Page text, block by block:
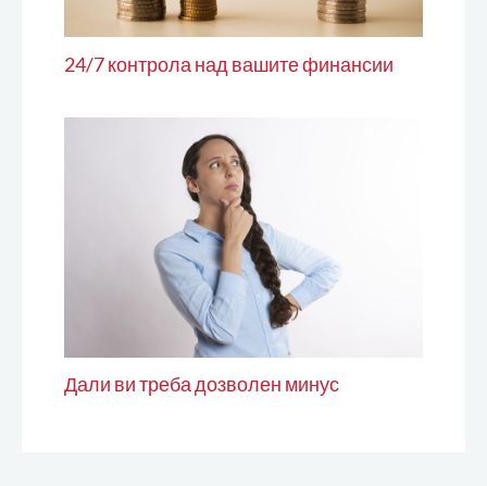
24/7 контрола над вашите финансии
Дали ви треба дозволен минус